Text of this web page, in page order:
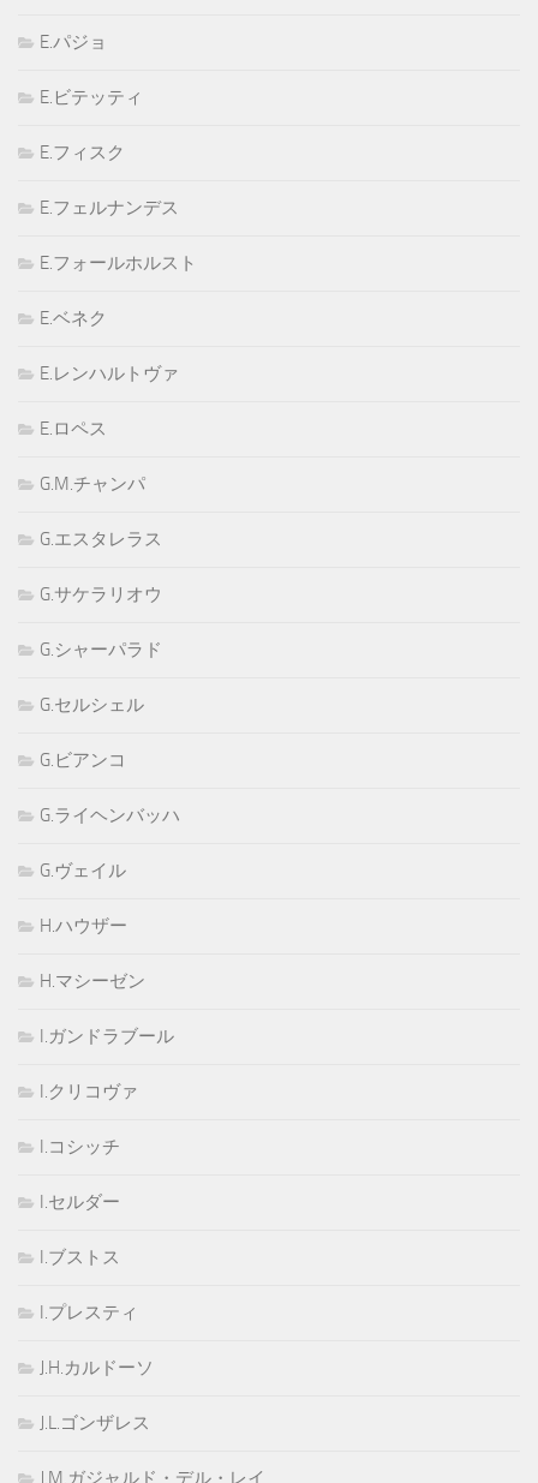
E.パジョ
E.ビテッティ
E.フィスク
E.フェルナンデス
E.フォールホルスト
E.ベネク
E.レンハルトヴァ
E.ロペス
G.M.チャンパ
G.エスタレラス
G.サケラリオウ
G.シャーパラド
G.セルシェル
G.ビアンコ
G.ライヘンバッハ
G.ヴェイル
H.ハウザー
H.マシーゼン
I.ガンドラブール
I.クリコヴァ
I.コシッチ
I.セルダー
I.ブストス
I.プレスティ
J.H.カルドーソ
J.L.ゴンザレス